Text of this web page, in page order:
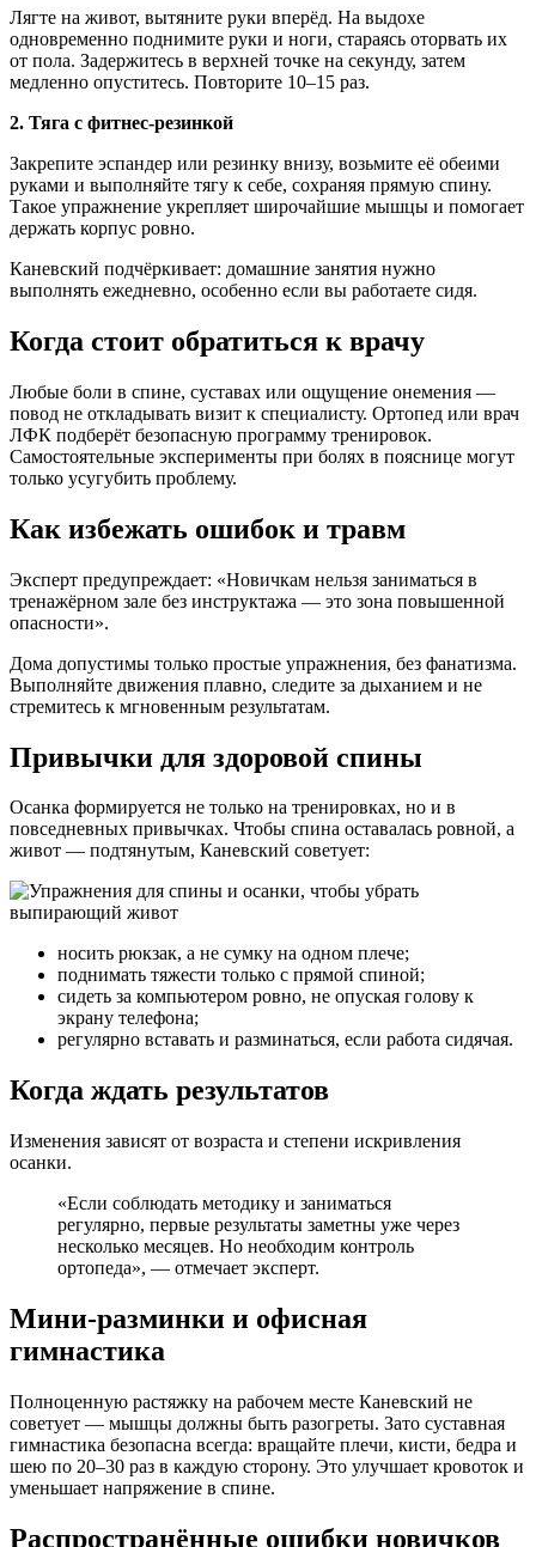
Лягте на живот, вытяните руки вперёд. На выдохе
одновременно поднимите руки и ноги, стараясь оторвать их
от пола. Задержитесь в верхней точке на секунду, затем
медленно опуститесь. Повторите 10–15 раз.
2. Тяга с фитнес-резинкой
Закрепите эспандер или резинку внизу, возьмите её обеими
руками и выполняйте тягу к себе, сохраняя прямую спину.
Такое упражнение укрепляет широчайшие мышцы и помогает
держать корпус ровно.
Каневский подчёркивает: домашние занятия нужно
выполнять ежедневно, особенно если вы работаете сидя.
Когда стоит обратиться к врачу
Любые боли в спине, суставах или ощущение онемения —
повод не откладывать визит к специалисту. Ортопед или врач
ЛФК подберёт безопасную программу тренировок.
Самостоятельные эксперименты при болях в пояснице могут
только усугубить проблему.
Как избежать ошибок и травм
Эксперт предупреждает: «Новичкам нельзя заниматься в
тренажёрном зале без инструктажа — это зона повышенной
опасности».
Дома допустимы только простые упражнения, без фанатизма.
Выполняйте движения плавно, следите за дыханием и не
стремитесь к мгновенным результатам.
Привычки для здоровой спины
Осанка формируется не только на тренировках, но и в
повседневных привычках. Чтобы спина оставалась ровной, а
живот — подтянутым, Каневский советует:
носить рюкзак, а не сумку на одном плече;
поднимать тяжести только с прямой спиной;
сидеть за компьютером ровно, не опуская голову к
экрану телефона;
регулярно вставать и разминаться, если работа сидячая.
Когда ждать результатов
Изменения зависят от возраста и степени искривления
осанки.
«Если соблюдать методику и заниматься
регулярно, первые результаты заметны уже через
несколько месяцев. Но необходим контроль
ортопеда», — отмечает эксперт.
Мини-разминки и офисная
гимнастика
Полноценную растяжку на рабочем месте Каневский не
советует — мышцы должны быть разогреты. Зато суставная
гимнастика безопасна всегда: вращайте плечи, кисти, бедра и
шею по 20–30 раз в каждую сторону. Это улучшает кровоток и
уменьшает напряжение в спине.
Распространённые ошибки новичков